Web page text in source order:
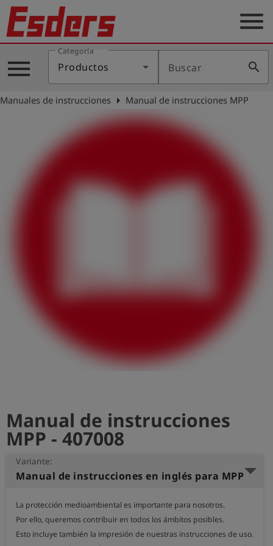
Productos
Blog
Aplicaciones
Empresa
Registro
menu
menu
Categoría
Productos Buscar search
Manuales de instrucciones arrow_right Manual de instrucciones MPP
Manual de instrucciones
MPP - 407008
Variante:
Manual de instrucciones en inglés para MPP
La protección medioambiental es importante para nosotros.
Por ello, queremos contribuir en todos los ámbitos posibles.
Esto incluye también la impresión de nuestras instrucciones de uso.